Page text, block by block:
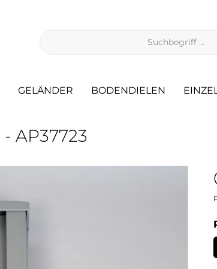
GELÄNDER BODENDIELEN
Das kleine
AP37723